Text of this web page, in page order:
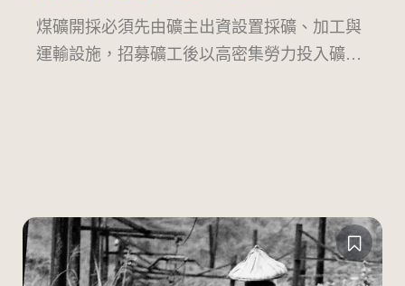
煤礦開採必須先由礦主出資設置採礦、加工與
運輸設施，招募礦工後以高密集勞力投入礦
艱辛與危險。